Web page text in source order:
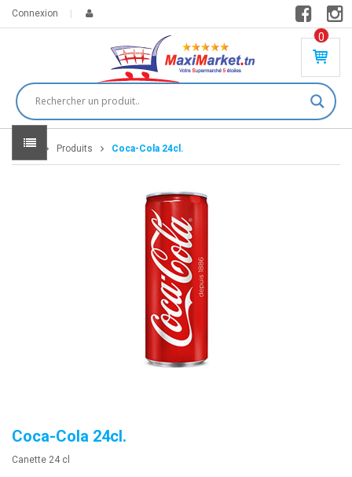
Connexion
0
PR
DU
IT(
S)
Home Produits Coca-Cola 24cl.
Coca-Cola 24cl.
Canette 24 cl